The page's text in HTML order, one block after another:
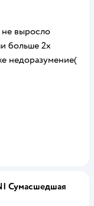
выросло
больше 2х
недоразумение(
Сумасшедшая